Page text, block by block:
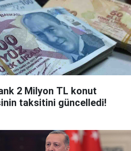
2 Milyon TL konut
taksitini güncelledi!